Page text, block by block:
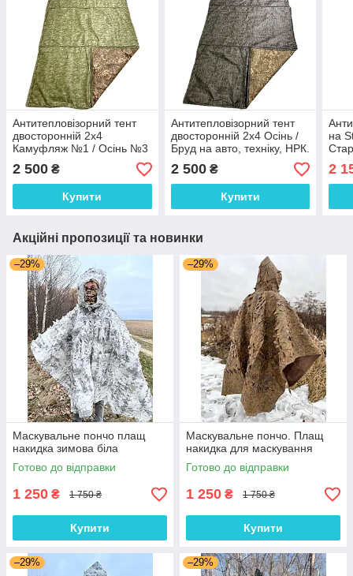
Антитепловізорний тент
двосторонній 2х4
Камуфляж №1 / Осінь №3
на авто, техніку, НРК
зелений з коричневим
2 500 ₴
Купити
Антитепловізорний тент
двосторонній 2х4 Осінь /
Бруд на авто, техніку, НРК.
Захист від тепловізора
2 500₴
Купити
на
2
Акційні пропозиції та новинки
–29%
Маскувальне пончо плащ
накидка зимова біла
Готово до відправки
1 250 ₴ 1 750 ₴
Купити
–29%
Маскувальне пончо. Плащ
накидка для маскування
Готово до відправки
1 250 ₴ 1 750 ₴
Купити
–29% –29%